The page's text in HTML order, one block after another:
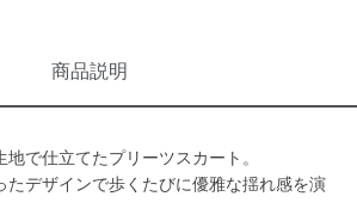
商品説明
で仕立てたプリーツスカート。
たデザインで歩くたびに優雅な揺れ感を演